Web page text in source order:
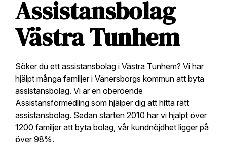
Assistansbolag
Västra Tunhem
Söker du ett assistansbolag i Västra Tunhem? Vi har
hjälpt många familjer i Vänersborgs kommun att byta
assistansbolag. Vi är en oberoende
Assistansförmedling som hjälper dig att hitta rätt
assistansbolag. Sedan starten 2010 har vi hjälpt över
1200 familjer att byta bolag, vår kundnöjdhet ligger på
över 98%.